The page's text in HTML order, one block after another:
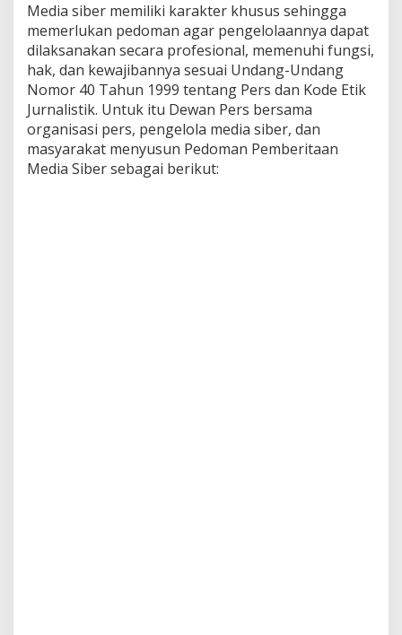
Media siber memiliki karakter khusus sehingga
memerlukan pedoman agar pengelolaannya dapat
dilaksanakan secara profesional, memenuhi fungsi,
hak, dan kewajibannya sesuai Undang-Undang
Nomor 40 Tahun 1999 tentang Pers dan Kode Etik
Jurnalistik. Untuk itu Dewan Pers bersama
organisasi pers, pengelola media siber, dan
masyarakat menyusun Pedoman Pemberitaan
Media Siber sebagai berikut: